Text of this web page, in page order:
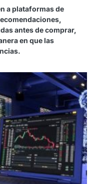
a plataformas de
antes de comprar,
en que las